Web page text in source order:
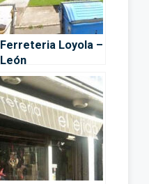
Ferreteria Loyola –
León